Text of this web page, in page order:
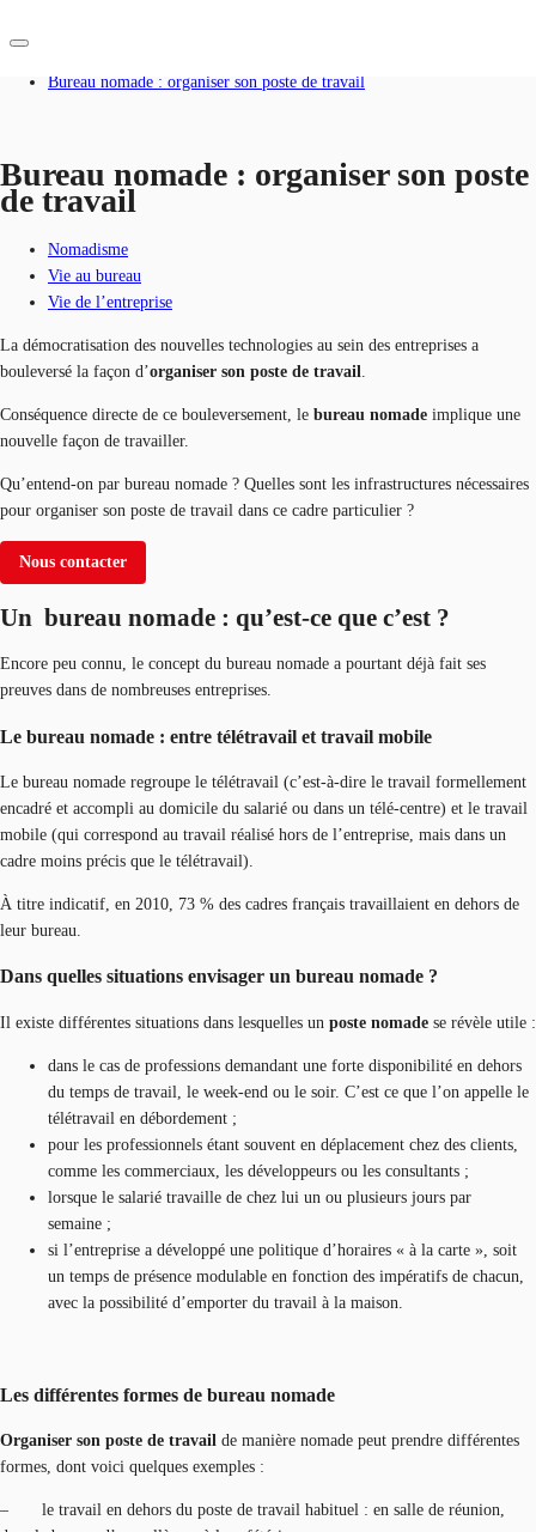
Blog
Données marchés
Pourquoi JLL?
NxT
Flex & Co-working
Favoris
Nous contacter
Bureau nomade : organiser son poste de travail
Bureau nomade : organiser son poste
de travail
Nomadisme
Vie au bureau
Vie de l’entreprise
La démocratisation des nouvelles technologies au sein des entreprises a
bouleversé la façon d’organiser son poste de travail
Conséquence directe de ce bouleversement, le bureau nomade implique une
nouvelle façon de travailler.
Qu’entend-on par bureau nomade ? Quelles sont les infrastructures nécessaires
pour organiser son poste de travail dans ce cadre particulier ?
Nous contacter
Un bureau nomade : qu’est-ce que c’est ?
Encore peu connu, le concept du bureau nomade a pourtant déjà fait ses
preuves dans de nombreuses entreprises.
Le bureau nomade : entre télétravail et travail mobile
Le bureau nomade regroupe le télétravail (c’est-à-dire le travail formellement
encadré et accompli au domicile du salarié ou dans un télé-centre) et le travail
mobile (qui correspond au travail réalisé hors de l’entreprise, mais dans un
cadre moins précis que le télétravail).
À titre indicatif, en 2010, 73 % des cadres français travaillaient en dehors de
leur bureau.
Dans quelles situations envisager un bureau nomade ?
Il existe différentes situations dans lesquelles un poste nomade se révèle utile :
dans le cas de professions demandant une forte disponibilité en dehors
du temps de travail, le week-end ou le soir. C’est ce que l’on appelle le
télétravail en débordement ;
pour les professionnels étant souvent en déplacement chez des clients,
comme les commerciaux, les développeurs ou les consultants ;
lorsque le salarié travaille de chez lui un ou plusieurs jours par
semaine ;
si l’entreprise a développé une politique d’horaires « à la carte », soit
un temps de présence modulable en fonction des impératifs de chacun,
avec la possibilité d’emporter du travail à la maison.
Les différentes formes de bureau nomade
Organiser son poste de travail de manière nomade peut prendre différentes
formes, dont voici quelques exemples :
– le travail en dehors du poste de travail habituel : en salle de réunion,